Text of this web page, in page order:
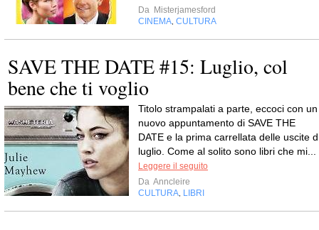
Da Misterjamesford
CINEMA CULTURA
SAVE THE DATE #15: Luglio, col
bene che ti voglio
Titolo strampalati a parte, eccoci con un
nuovo appuntamento di SAVE THE
DATE e la prima carrellata delle uscite
luglio. Come al solito sono libri che mi...
Leggere il seguito
Da Anncleire
CULTURA LIBRI